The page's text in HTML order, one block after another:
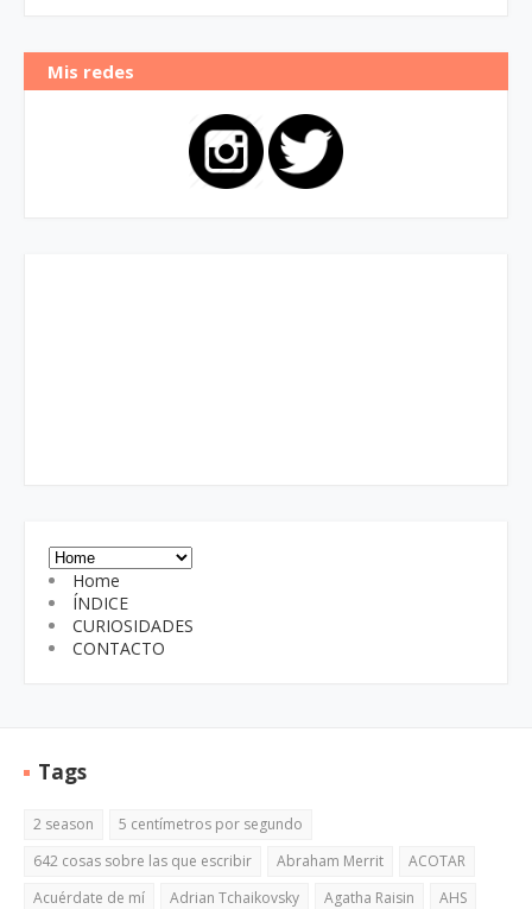
Mis redes
Home
ÍNDICE
CURIOSIDADES
CONTACTO
Tags
2 season
5 centímetros por segundo
642 cosas sobre las que escribir
Abraham Merrit
ACOTAR
Acuérdate de mí
Adrian Tchaikovsky Agatha Raisin AHS